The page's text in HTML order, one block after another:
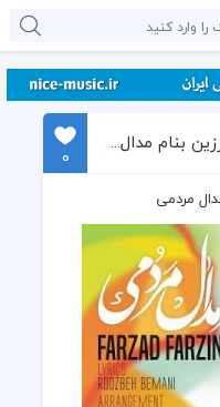
دانلود آهنگ جدید فرزاد فرزین بنام مدال مردمی
0
مردمی